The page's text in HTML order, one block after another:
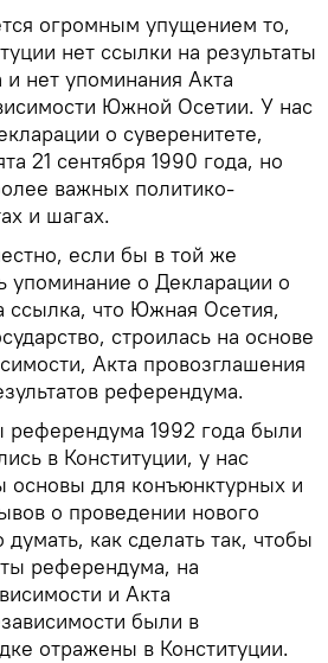
огромным упущением то,
нет ссылки на результаты
нет упоминания Акта
Южной Осетии. У нас
о суверенитете,
21 сентября 1990 года, но
важных политико-
и шагах.
если бы в той же
упоминание о Декларации о
ссылка, что Южная Осетия,
строилась на основе
Акта провозглашения
референдума.
референдума 1992 года были
в Конституции, у нас
основы для конъюнктурных и
о проведении нового
как сделать так, чтобы
референдума, на
и Акта
были в
отражены в Конституции.